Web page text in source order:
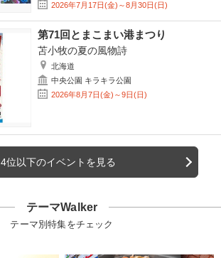
2026年7月17日(金)～8月30日(日)
第71回とまこまい港まつり
苫小牧の夏の風物詩
北海道
中央公園 キラキラ公園
2026年8月7日(金)～9日(日)
4位以下のイベントを見る
テーマWalker
テーマ別特集をチェック